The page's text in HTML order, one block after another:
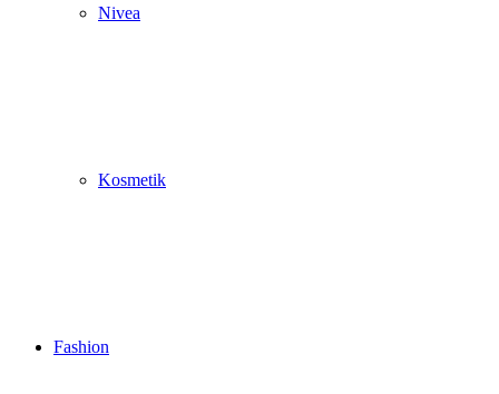
Nivea
Kosmetik
Fashion